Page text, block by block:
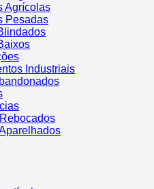
Agrícolas
Pesadas
Industriais